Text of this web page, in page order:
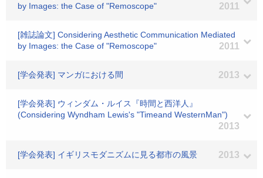
by Images: the Case of "Remoscope"
2011
[雑誌論文] Considering Aesthetic Communication Mediated
by Images: the Case of "Remoscope"
2011
[学会発表] マンガにおける間 2013
[学会発表] ウィンダム・ルイス『時間と西洋人』
(Considering Wyndham Lewis's "Timeand WesternMan")
2013
[学会発表] イギリスモダニズムに見る都市の風景 2013